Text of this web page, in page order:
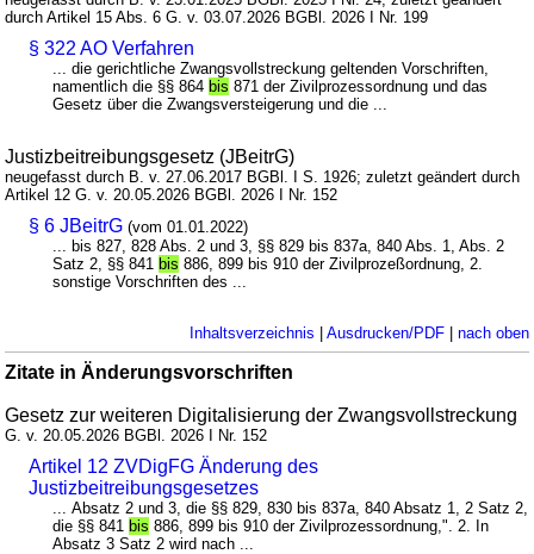
durch Artikel 15 Abs. 6 G. v. 03.07.2026 BGBl. 2026 I Nr. 199
§ 322 AO Verfahren
... die gerichtliche Zwangsvollstreckung geltenden Vorschriften,
namentlich die §§ 864bis 871 der Zivilprozessordnung und das
Gesetz über die Zwangsversteigerung und die ...
Justizbeitreibungsgesetz (JBeitrG)
neugefasst durch B. v. 27.06.2017 BGBl. I S. 1926; zuletzt geändert durch
Artikel 12 G. v. 20.05.2026 BGBl. 2026 I Nr. 152
§ 6 JBeitrG (vom 01.01.2022)
... bis 827, 828 Abs. 2 und 3, §§ 829 bis 837a, 840 Abs. 1, Abs. 2
Satz 2, §§ 841bis 886, 899 bis 910 der Zivilprozeßordnung, 2.
sonstige Vorschriften des ...
Inhaltsverzeichnis | Ausdrucken/PDF| nach oben
Zitate in Änderungsvorschriften
Gesetz zur weiteren Digitalisierung der Zwangsvollstreckung
G. v. 20.05.2026 BGBl. 2026 I Nr. 152
Artikel 12 ZVDigFG Änderung des
Justizbeitreibungsgesetzes
... Absatz 2 und 3, die §§ 829, 830 bis 837a, 840 Absatz 1, 2 Satz 2,
die §§ 841bis 886, 899 bis 910 der Zivilprozessordnung,". 2. In
Absatz 3 Satz 2 wird nach ...